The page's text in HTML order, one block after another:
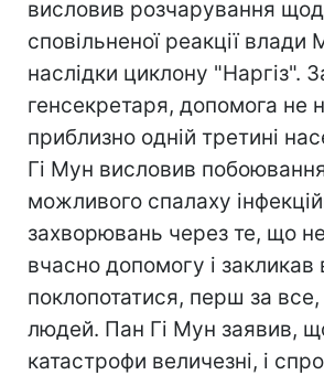
висловив розчарування
сповільненої реакції
наслідки циклону "Наргіз".
генсекретаря, допомога не
приблизно одній третині
Гі Мун виcловив
можливого спалаху
захворювань через те, що
вчасно допомогу і
поклопотатися, перш за
людей. Пан Гі Мун заявив,
катастрофи величезні, і